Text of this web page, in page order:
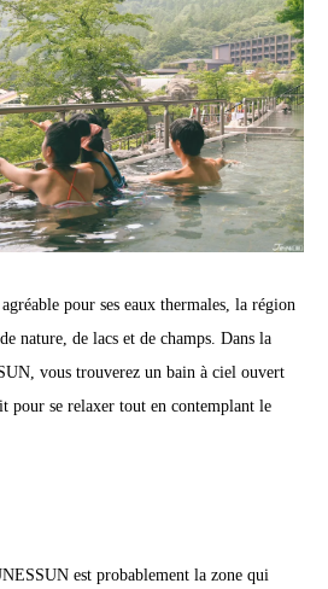
pour ses eaux thermales, la région
nature, de lacs et de champs. Dans la
vous trouverez un bain à ciel ouvert
pour se relaxer tout en contemplant le
est probablement la zone qui